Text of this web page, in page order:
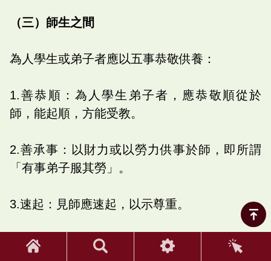
（三）師生之間
為人學生或弟子者應以五事恭敬供養：
1.善恭順：為人學生弟子者，應恭敬順從於
師，能起順，方能受教。
2.善承事：以財力或以勞力供事於師，即所謂
「有事弟子服其勞」。
3.速起：見師應速起，以示尊重。
4.所作善業：能依師之所教而實行之。